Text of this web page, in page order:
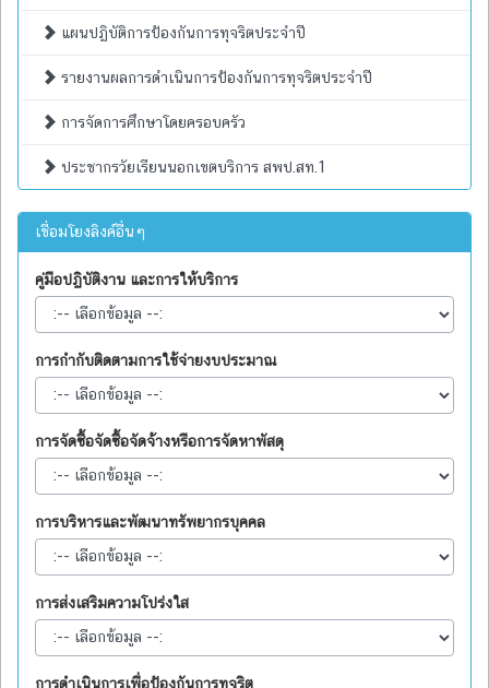
แผนปฏิบัติการป้องกันการทุจริตประจำปี
รายงานผลการดำเนินการป้องกันการทุจริตประจำปี
การจัดการศึกษาโดยครอบครัว
ประชากรวัยเรียนนอกเขตบริการ สพป.สท.1
เชื่อมโยงลิงค์อื่นๆ
คู่มือปฏิบัติงาน และการให้บริการ
การกำกับติดตามการใช้จ่ายงบประมาณ
การจัดซื้อจัดซื้อจัดจ้างหรือการจัดหาพัสดุ
การบริหารและพัฒนาทรัพยากรบุคคล
การส่งเสริมความโปร่งใส
การดำเนินการเพื่อป้องกันการทุจริต